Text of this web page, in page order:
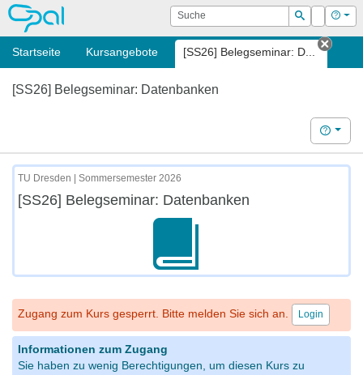
OPAL Suche
Suchen
Login Hilfe
Startseite Kursangebote [SS26] Belegseminar: D...
Tab
[SS26] Belegseminar: Datenbanken
Hilfe
TU Dresden | Sommersemester 2026
[SS26] Belegseminar: Datenbanken
Zugang zum Kurs gesperrt. Bitte melden Sie sich an. Login
Informationen zum Zugang
Sie haben zu wenig Berechtigungen, um diesen Kurs zu